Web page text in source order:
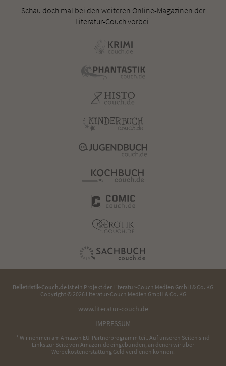
Schau doch mal bei den weiteren Online-Magazinen der
Literatur-Couch vorbei:
Belletristik-Couch.de ist ein Projekt der Literatur-Couch Medien GmbH & Co. KG
Copyright © 2026 Literatur-Couch Medien GmbH & Co. KG
www.literatur-couch.de
IMPRESSUM
* Wir nehmen am Amazon EU-Partnerprogramm teil. Auf unseren Seiten sind
Links zur Seite von Amazon.de eingebunden, an denen wir über
Werbekostenerstattung Geld verdienen können.